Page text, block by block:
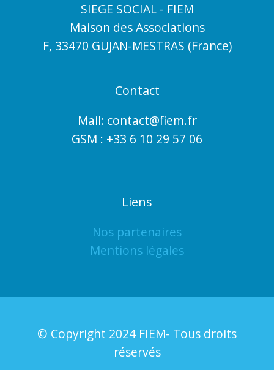
SIEGE SOCIAL - FIEM
Maison des Associations
F, 33470 GUJAN-MESTRAS (France)
Contact
Mail: contact@fiem.fr
GSM : +33 6 10 29 57 06
Liens
Nos partenaires
Mentions légales
© Copyright 2024 FIEM- Tous droits
réservés